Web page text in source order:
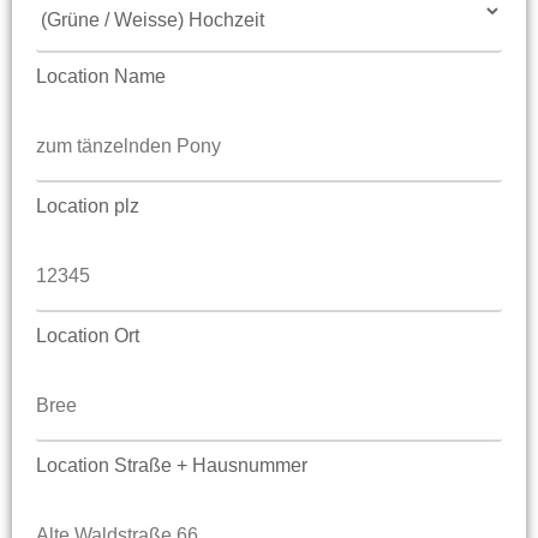
Location Name
Location plz
Location Ort
Location Straße + Hausnummer